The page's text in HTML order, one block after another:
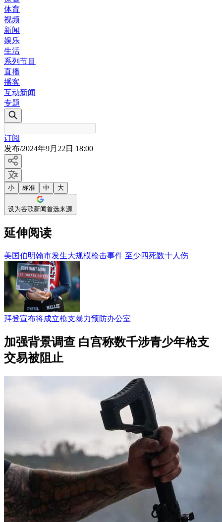
体育
视频
新闻
娱乐
生活
系列节目
直播
播客
互动新闻
专题
订阅
发布/2024年9月22日 18:00
小 标准 中 大
设为谷歌新闻首选来源
延伸阅读
美国伯明翰市发生大规模枪击事件 至少四死数十人伤
拜登宣布将成立枪支暴力预防办公室
加强背景调查 白宫称数千涉青少年枪支
交易被阻止